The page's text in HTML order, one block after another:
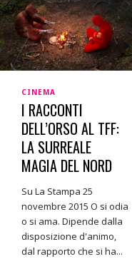
CINEMA
I RACCONTI
DELL’ORSO AL TFF:
LA SURREALE
MAGIA DEL NORD
Su La Stampa 25
novembre 2015 O si odia
o si ama. Dipende dalla
disposizione d'animo,
dal rapporto che si ha...